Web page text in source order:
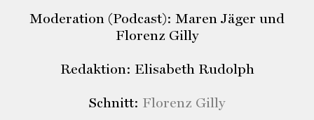
Moderation (Podcast): Maren Jäger und
Florenz Gilly
Redaktion: Elisabeth Rudolph
Schnitt: Florenz Gilly